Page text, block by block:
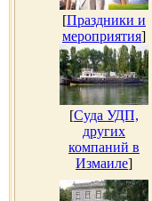
[Праздники и
мероприятия]
[Суда УДП,
других
компаний в
Измаиле]